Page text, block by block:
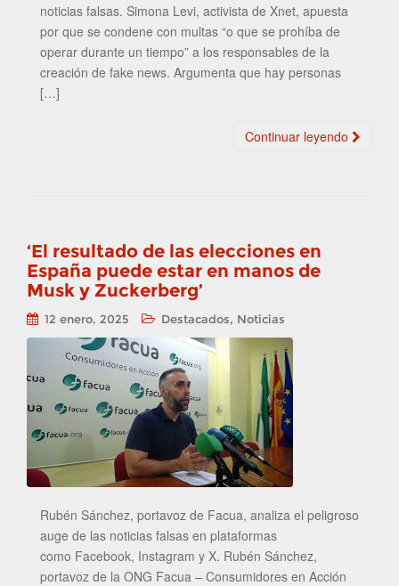
noticias falsas. Simona Levi, activista de Xnet, apuesta
por que se condene con multas “o que se prohíba de
operar durante un tiempo” a los responsables de la
creación de fake news. Argumenta que hay personas
[…]
Continuar leyendo
‘El resultado de las elecciones en
España puede estar en manos de
Musk y Zuckerberg’
12 enero, 2025 Destacados, Noticias
Rubén Sánchez, portavoz de Facua, analiza el peligroso
auge de las noticias falsas en plataformas
como Facebook, Instagram y X. Rubén Sánchez,
portavoz de la ONG Facua – Consumidores en Acción